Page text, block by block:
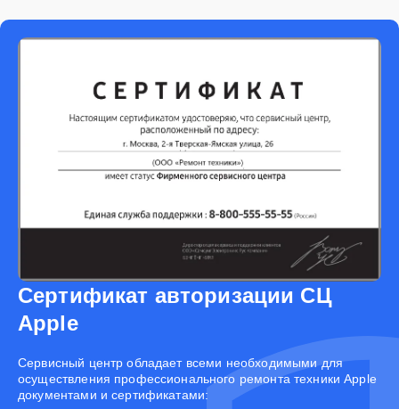
Сертификат авторизации СЦ
Apple
Cервисный центр обладает всеми необходимыми для
осуществления профессионального ремонта техники Apple
документами и сертификатами: